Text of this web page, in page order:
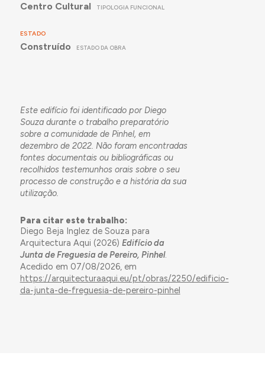
Centro Cultural
TIPOLOGIA FUNCIONAL
ESTADO
Construído ESTADO DA OBRA
Este edifício foi identificado por Diego
Souza durante o trabalho preparatório
sobre a comunidade de Pinhel, em
dezembro de 2022. Não foram encontradas
fontes documentais ou bibliográficas ou
recolhidos testemunhos orais sobre o seu
processo de construção e a história da sua
utilização.
Para citar este trabalho:
Diego Beja Inglez de Souza para
Arquitectura Aqui (2026) Edifício da
Junta de Freguesia de Pereiro, Pinhel.
Acedido em 07/08/2026, em
https://arquitecturaaqui.eu/pt/obras/2250/edificio-
da-junta-de-freguesia-de-pereiro-pinhel